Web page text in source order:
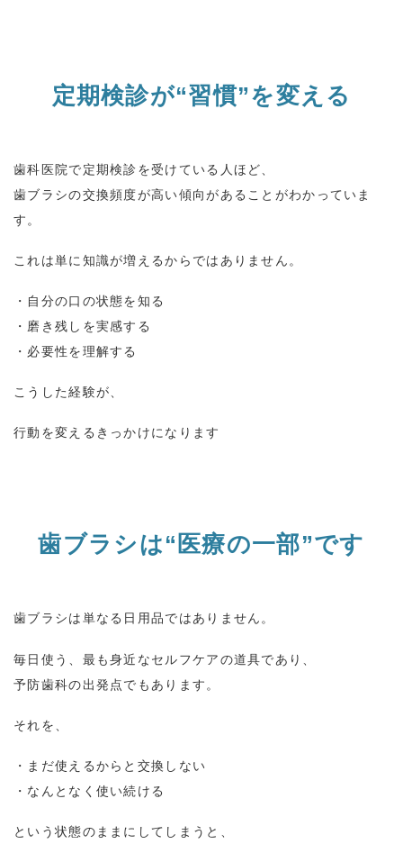
定期検診が“習慣”を変える
歯科医院で定期検診を受けている人ほど、
歯ブラシの交換頻度が高い傾向があることがわかっていま
す。
これは単に知識が増えるからではありません。
・自分の口の状態を知る
・磨き残しを実感する
・必要性を理解する
こうした経験が、
行動を変えるきっかけになります
歯ブラシは“ 医療の一部”です
歯ブラシは単なる日用品ではありません。
毎日使う、最も身近なセルフケアの道具であり、
予防歯科の出発点でもあります。
それを、
・まだ使えるからと交換しない
・なんとなく使い続ける
という状態のままにしてしまうと、